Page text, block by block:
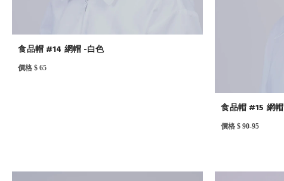
食品帽 #14 網帽 -白色
價格 $ 65
食品帽 #15 網
價格 $ 90-95